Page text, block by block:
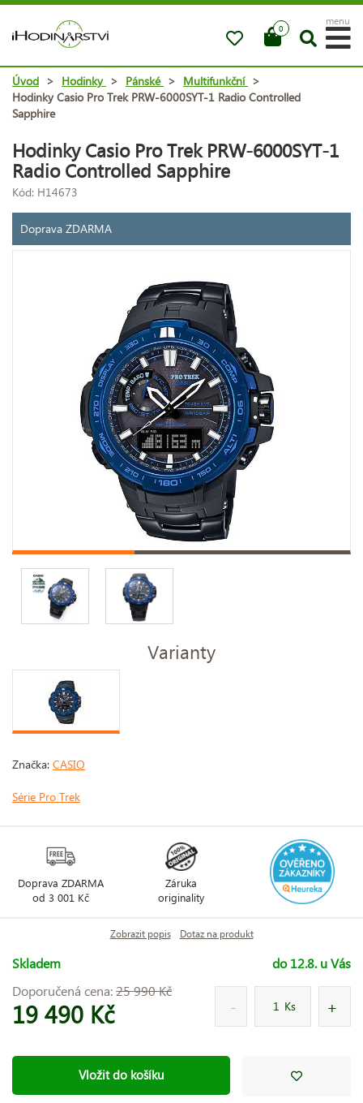
0
menu
Úvod > Hodinky > Pánské > Multifunkční >
Hodinky Casio Pro Trek PRW-6000SYT-1 Radio Controlled
Sapphire
Hodinky Casio Pro Trek PRW-6000SYT-1
Radio Controlled Sapphire
Kód: H14673
Doprava ZDARMA
Varianty
Značka: CASIO
Série Pro Trek
Doprava ZDARMA
od 3 001 Kč
Záruka
originality
Zobrazit popis Dotaz na produkt
Skladem
do 12.8. u Vás
Doporučená cena:25 990 Kč
19 490 Kč Ks
Vložit do košíku